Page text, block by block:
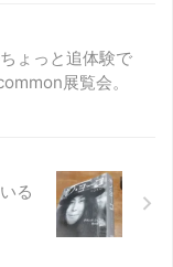
ょっと追体験で
展覧会。
る